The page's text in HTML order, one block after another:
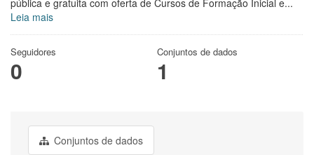
pública e gratuita com oferta de Cursos de Formação Inicial e...
Leia mais
Seguidores
0
Conjuntos de dados
1
Conjuntos de dados